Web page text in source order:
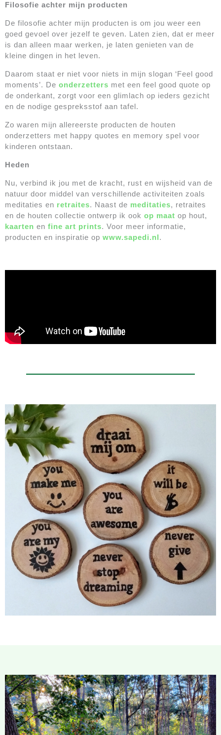
Filosofie achter mijn producten
De filosofie achter mijn producten is om jou weer een
goed gevoel over jezelf te geven. Laten zien, dat er meer
is dan alleen maar werken, je laten genieten van de
kleine dingen in het leven.
Daarom staat er niet voor niets in mijn slogan ‘Feel good
moments’. De onderzetters met een feel good quote op
de onderkant, zorgt voor een glimlach op ieders gezicht
en de nodige gespreksstof aan tafel.
Zo waren mijn allereerste producten de houten
onderzetters met happy quotes en memory spel voor
kinderen ontstaan.
Heden
Nu, verbind ik jou met de kracht, rust en wijsheid van de
natuur door middel van verschillende activiteiten zoals
meditaties en retraites. Naast de meditaties, retraites
en de houten collectie ontwerp ik ook op maat op hout,
kaarten en fine art prints. Voor meer informatie,
producten en inspiratie op www.sapedi.nl.